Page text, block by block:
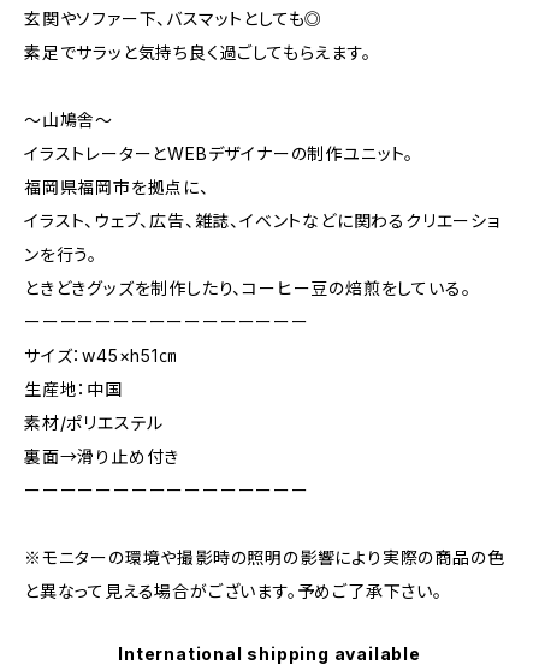
玄関やソファー下、バスマットとしても◎
素足でサラッと気持ち良く過ごしてもらえます。
〜山鳩舎〜
イラストレーターとWEBデザイナーの制作ユニット。
福岡県福岡市を拠点に、
イラスト、ウェブ、広告、雑誌、イベントなどに関わるクリエーショ
ンを行う。
ときどきグッズを制作したり、コーヒー豆の焙煎をしている。
ーーーーーーーーーーーーーーーー
サイズ：w45×h51㎝
生産地：中国
素材/ポリエステル
裏面→滑り止め付き
ーーーーーーーーーーーーーーーー
※モニターの環境や撮影時の照明の影響により実際の商品の色
と異なって見える場合がございます。予めご了承下さい。
International shipping available